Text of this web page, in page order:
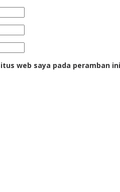
web saya pada peramban